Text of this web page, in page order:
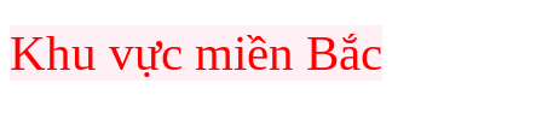
Khu vực miền Bắc